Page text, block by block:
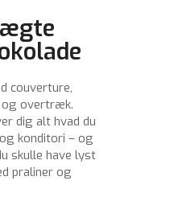
couverture,
og overtræk.
dig alt hvad du
konditori – og
skulle have lyst
praliner og